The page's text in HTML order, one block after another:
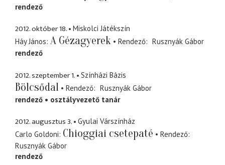
rendező
2012. október 18.
Miskolci Játékszín
Háy János A Gézagyerek Rendező
Rusznyák Gábor
rendező
2012. szeptember 1. Színházi Bázis
Bölcsődal Rendező
Rusznyák Gábor
rendező
osztályvezető tanár
2012. augusztus 3.
Gyulai Várszínház
Carlo Goldoni Chioggiai csetepaté
Rendező
Rusznyák Gábor
rendező